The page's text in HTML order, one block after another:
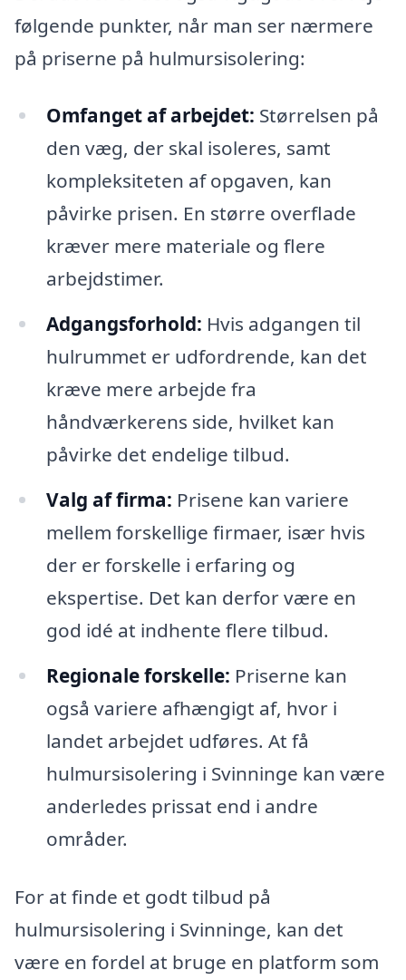
følgende punkter, når man ser nærmere
på priserne på hulmursisolering:
Omfanget af arbejdet: Størrelsen på
den væg, der skal isoleres, samt
kompleksiteten af opgaven, kan
påvirke prisen. En større overflade
kræver mere materiale og flere
arbejdstimer.
Adgangsforhold: Hvis adgangen til
hulrummet er udfordrende, kan det
kræve mere arbejde fra
håndværkerens side, hvilket kan
påvirke det endelige tilbud.
Valg af firma: Prisene kan variere
mellem forskellige firmaer, især hvis
der er forskelle i erfaring og
ekspertise. Det kan derfor være en
god idé at indhente flere tilbud.
Regionale forskelle: Priserne kan
også variere afhængigt af, hvor i
landet arbejdet udføres. At få
hulmursisolering i Svinninge kan være
anderledes prissat end i andre
områder.
For at finde et godt tilbud på
hulmursisolering i Svinninge, kan det
være en fordel at bruge en platform som